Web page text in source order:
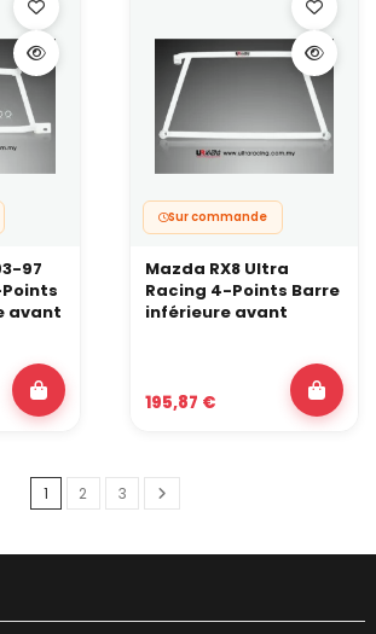
97
avant
Sur commande
Mazda RX8 Ultra
Racing 4-Points Barre
inférieure avant
195,87 €
1 2 3